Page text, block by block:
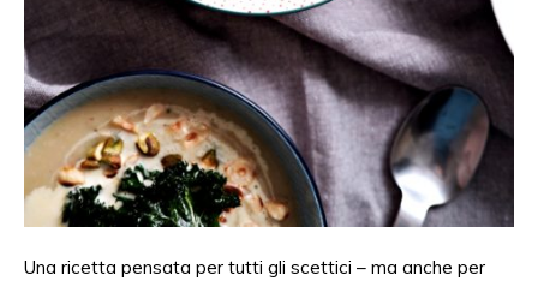
Una ricetta pensata per tutti gli scettici – ma anche per